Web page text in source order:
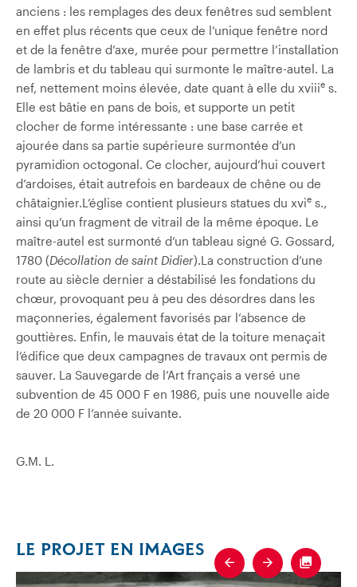
anciens : les remplages des deux fenêtres sud semblent
en effet plus récents que ceux de l’unique fenêtre nord
et de la fenêtre d’axe, murée pour permettre l’installation
de lambris et du tableau qui surmonte le maître-autel. La
nef, nettement moins élevée, date quant à elle du xviiie s.
Elle est bâtie en pans de bois, et supporte un petit
clocher de forme intéressante : une base carrée et
ajourée dans sa partie supérieure surmontée d’un
pyramidion octogonal. Ce clocher, aujourd’hui couvert
d’ardoises, était autrefois en bardeaux de chêne ou de
châtaignier.L’église contient plusieurs statues du xvie s.,
ainsi qu’un fragment de vitrail de la même époque. Le
maître-autel est surmonté d’un tableau signé G. Gossard,
1780 (Décollation de saint Didier).La construction d’une
route au siècle dernier a déstabilisé les fondations du
chœur, provoquant peu à peu des désordres dans les
maçonneries, également favorisés par l’absence de
gouttières. Enfin, le mauvais état de la toiture menaçait
l’édifice que deux campagnes de travaux ont permis de
sauver. La Sauvegarde de l’Art français a versé une
subvention de 45 000 F en 1986, puis une nouvelle aide
de 20 000 F l’année suivante.
G.M. L.
LE PROJET EN IMAGES
Previous
Next